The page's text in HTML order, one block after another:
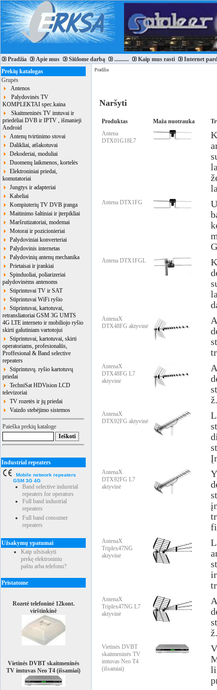
Pradžia Apie mus Siūlome darbą .......... Kaip mus rasti
Internet
Prekių katalogas
Grupės
Antenos
Palydovinės TV
KOMPLEKTAI spec.kaina
Skaitmeninės TV imtuvai ir
priedėliai DVB ir IPTV , išmanieji
Android
Antenų tvirtinimo stovai
Dalikliai, atšakotuvai
Dekoderiai, moduliai
Duomenų laikmenos, kortelės
Elektroniniai priedai,
komutatoriai
Jungtys ir adapteriai
Kabeliai
Kompiuterių TV DVB įranga
Maitinimo šaltiniai ir įterpikliai
Maršrutizatoriai, modemai
Motorai ir pozicionieriai
Palydoviniai konverteriai
Palydovinis internetas
Palydovinių antenų mechanika
Prietaisai ir įrankiai
Spinduoliai, poliarizeriai
palydovinėms antenoms
Stiprintuvai TV ir SAT
Stiprintuvai WiFi ryšio
Stiprintuvai, kartotuvai,
retransliatoriai GSM 3G UMTS
4G LTE interneto ir mobiliojo ryšio
skirti galutiniam vartotojui
Stiprintuvai, kartotuvai, skirti
operatoriams, profesionalūs,
Proffesional & Band selective
repeaters
Stiprintuvų. ryšio kartotuvų
priedai
TechniSat HDVision LCD
televizoriai
TV rozetės ir jų priedai
Vaizdo stebėjimo sistemos
Paieška prekių kataloge
Industrial repeaters
Mobile network repeaters
GSM 3G 4G
Band selective industrial
repeaters for operators
Full band industrial
repeaters
Full band consumer
repeaters
Užsakymų ypatumai
Kaip užsisakyti
prekę elektroniniu
paštu arba telefonu?
Pristatome
Rozetė telefoninė 12kont.
virštinkinė
Vietinės DVBT skaitmeninės
TV imtuvas Neo T4 (išsamiai)
Pradžia
Naršyti
Produktas Maža nuotrauka
Antena
DTX01G18L7
Antena DTX1FG
Antena DTX1FGL
AntenaX
DTX48FG aktyvinė
AntenaX
DTX48FG L7
aktyvinė
AntenaX
DTX92FG aktyvinė
AntenaX
DTX92FG L7
aktyvinė
AntenaX
Triplex47NG
aktyvinė
AntenaX
Triplex47NG L7
aktyvinė
Vietinės DVBT
skaitmeninės TV
imtuvas Neo T4
(išsamiai)